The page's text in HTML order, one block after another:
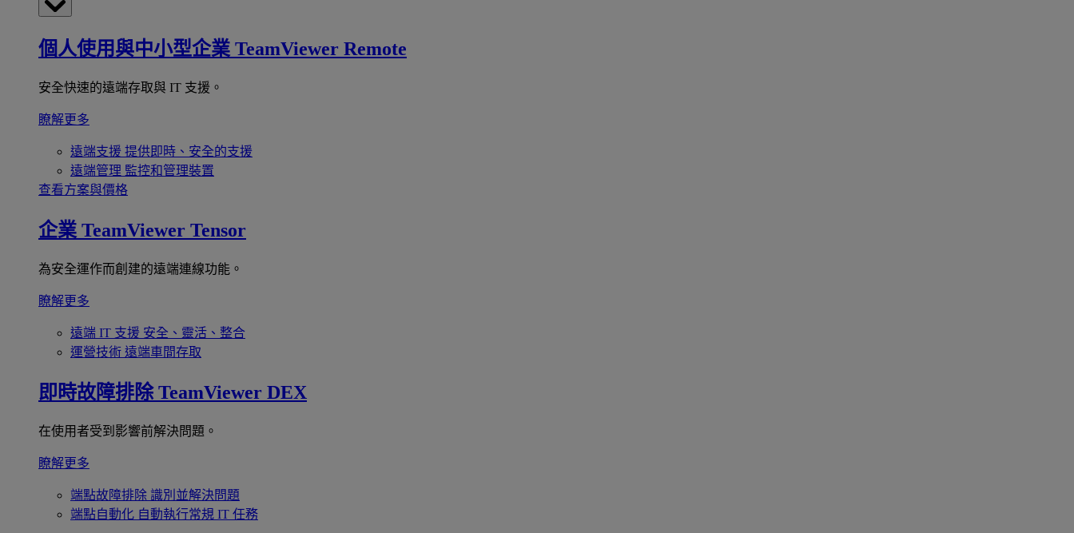
個人使用與中小型企業 TeamViewer Remote
安全快速的遠端存取與 IT 支援。
瞭解更多
遠端支援 提供即時、安全的支援
遠端管理 監控和管理裝置
查看方案與價格
企業 TeamViewer Tensor
為安全運作而創建的遠端連線功能。
瞭解更多
遠端 IT 支援 安全、靈活、整合
運營技術 遠端車間存取
即時故障排除 TeamViewer DEX
在使用者受到影響前解決問題。
瞭解更多
端點故障排除 識別並解決問題
端點自動化 自動執行常規 IT 任務